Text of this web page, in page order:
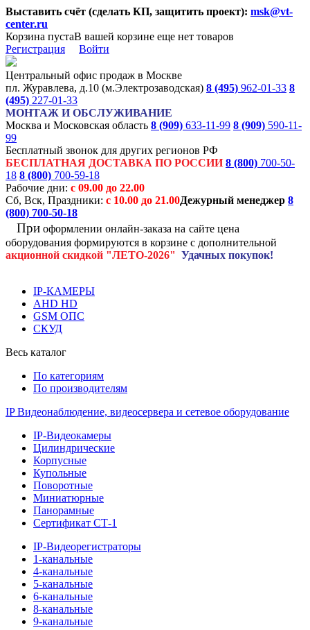
Выставить счёт (сделать КП, защитить проект): msk@vt-
center.ru
Корзина пустаВ вашей корзине еще нет товаров
Регистрация
Войти
Центральный офис продаж в Москве
пл. Журавлева, д.10 (м.Электрозаводская) 8 (495) 962-01-33 8
(495) 227-01-33
МОНТАЖ И ОБСЛУЖИВАНИЕ
Москва и Московская область 8 (909) 633-11-99 8 (909) 590-11-
99
Бесплатный звонок для других регионов РФ
БЕСПЛАТНАЯ ДОСТАВКА ПО РОССИИ 8 (800) 700-50-
18 8 (800) 700-59-18
Рабочие дни: с 09.00 до 22.00
Сб, Вск, Праздники: с 10.00 до 21.00Дежурный менеджер 8
(800) 700-50-18
При оформлении онлайн-заказа на сайте цена
оборудования формируются в корзине с дополнительной
акционной скидкой "ЛЕТО-2026" Удачных покупок!
IP-КАМЕРЫ
AHD HD
GSM ОПС
СКУД
Весь каталог
По категориям
По производителям
IP Видеонаблюдение, видеосервера и сетевое оборудование
IP-Видеокамеры
Цилиндрические
Корпусные
Купольные
Поворотные
Миниатюрные
Панорамные
Сертификат СТ-1
IP-Видеорегистраторы
1-канальные
4-канальные
5-канальные
6-канальные
8-канальные
9-канальные